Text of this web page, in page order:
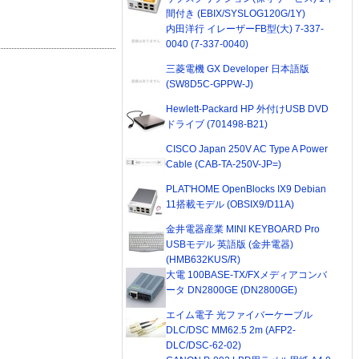
間付き (EBIX/SYSLOG120G/1Y)
内田洋行 イレーザーFB型(大) 7-337-
0040 (7-337-0040)
三菱電機 GX Developer 日本語版
(SW8D5C-GPPW-J)
Hewlett-Packard HP 外付けUSB DVD
ドライブ (701498-B21)
CISCO Japan 250V AC Type A Power
Cable (CAB-TA-250V-JP=)
PLAT'HOME OpenBlocks IX9 Debian
11搭載モデル (OBSIX9/D11A)
金井電器産業 MINI KEYBOARD Pro
USBモデル 英語版 (金井電器)
(HMB632KUS/R)
大電 100BASE-TX/FXメディアコンバ
ータ DN2800GE (DN2800GE)
エイム電子 光ファイバーケーブル
DLC/DSC MM62.5 2m (AFP2-
DLC/DSC-62-02)